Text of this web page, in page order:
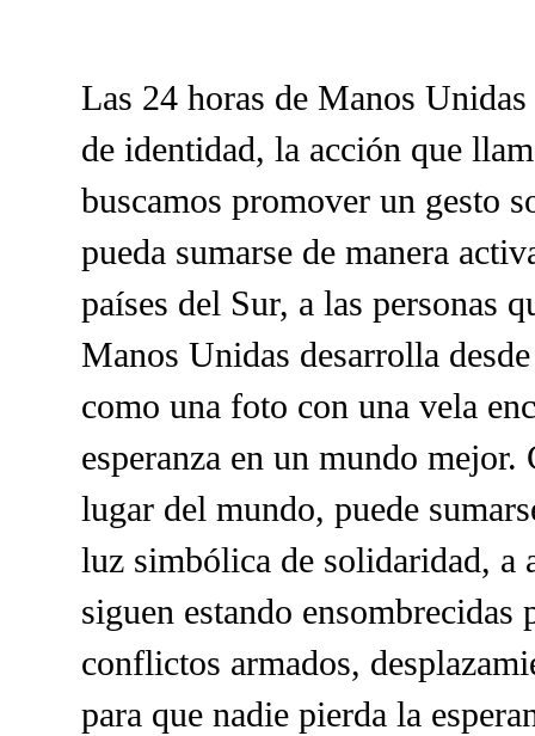
Las 24 horas de Manos
de identidad, la acción que
buscamos promover un gesto
pueda sumarse de manera
países del Sur, a las personas
Manos Unidas desarrolla
como una foto con una vela
esperanza en un mundo
lugar del mundo, puede
luz simbólica de solidaridad, a
siguen estando
conflictos armados,
para que nadie pierda la